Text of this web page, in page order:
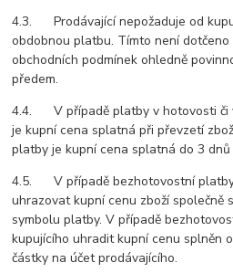
4.3. Prodávající nepožaduje od
obdobnou platbu. Tímto není dotčeno
obchodních podmínek ohledně
předem.
4.4. V případě platby v hotovosti či
je kupní cena splatná při převzetí
platby je kupní cena splatná do 3
4.5. V případě bezhotovostní platby
uhrazovat kupní cenu zboží společně
symbolu platby. V případě
kupujícího uhradit kupní cenu splněn
částky na účet prodávajícího.